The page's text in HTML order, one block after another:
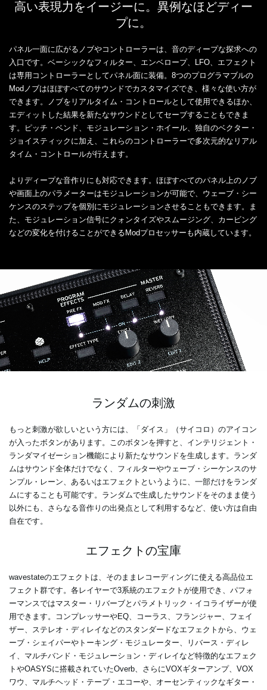
高い表現力をイージーに。異例なほどディー
プに。
パネル一面に広がるノブやコントローラーは、音のディープな探求への
入口です。ベーシックなフィルター、エンベロープ、LFO、エフェクト
は専用コントローラーとしてパネル面に装備。8つのプログラマブルの
Modノブはほぼすべてのサウンドでカスタマイズでき、様々な使い方が
できます。ノブをリアルタイム・コントロールとして使用できるほか、
エディットした結果を新たなサウンドとしてセーブすることもできま
す。ピッチ・ベンド、モジュレーション・ホイール、独自のベクター・
ジョイスティックに加え、これらのコントローラーで多次元的なリアル
タイム・コントロールが行えます。
よりディープな音作りにも対応できます。ほぼすべてのパネル上のノブ
や画面上のパラメーターはモジュレーションが可能で、ウェーブ・シー
ケンスのステップを個別にモジュレーションさせることもできます。ま
た、モジュレーション信号にクォンタイズやスムージング、カービング
などの変化を付けることができるModプロセッサーも内蔵しています。
ランダムの刺激
もっと刺激が欲しいという方には、「ダイス」（サイコロ）のアイコン
が入ったボタンがあります。このボタンを押すと、インテリジェント・
ランダマイゼーション機能により新たなサウンドを生成します。ランダ
ムはサウンド全体だけでなく、フィルターやウェーブ・シーケンスのサ
ンプル・レーン、あるいはエフェクトというように、一部だけをランダ
ムにすることも可能です。ランダムで生成したサウンドをそのまま使う
以外にも、さらなる音作りの出発点として利用するなど、使い方は自由
自在です。
エフェクトの宝庫
wavestateのエフェクトは、そのままレコーディングに使える高品位エ
フェクト群です。各レイヤーで3系統のエフェクトが使用でき、パフォ
ーマンスではマスター・リバーブとパラメトリック・イコライザーが使
用できます。コンプレッサーやEQ、コーラス、フランジャー、フェイ
ザー、ステレオ・ディレイなどのスタンダードなエフェクトから、ウェ
ーブ・シェイパーやトーキング・モジュレーター、リバース・ディレ
イ、マルチバンド・モジュレーション・ディレイなど特徴的なエフェク
トやOASYSに搭載されていたOverb、さらにVOXギターアンプ、VOX
ワウ、マルチヘッド・テープ・エコーや、オーセンティックなギター・